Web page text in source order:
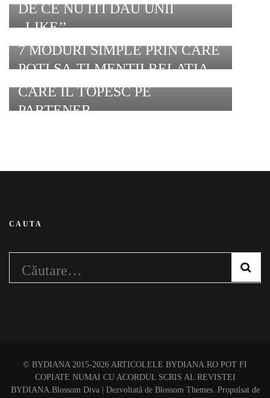
DE CE NU ITI DAU UNII
,,LIKE’’
7 MODURI SIMPLE PRIN CARE
POTI SA-TI MENTII RELATIA
7 CALITATI ALE UNEI FEMEI
CARE IL TOPESC PE
PARTENER
CAUTA
Caută
© BYDIANA 2015-2026 ARTICOLELE BYDIANA.RO POT FI
COPIATE NUMAI CU ACORDUL SCRIS AL REVISTEI
BYDIANA.Blossom Diva | Dezvoltată deBlossom Themes. Propulsat de